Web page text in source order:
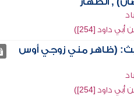
داود [254])
(ظاهر مني زوجي أوس
داود [254])